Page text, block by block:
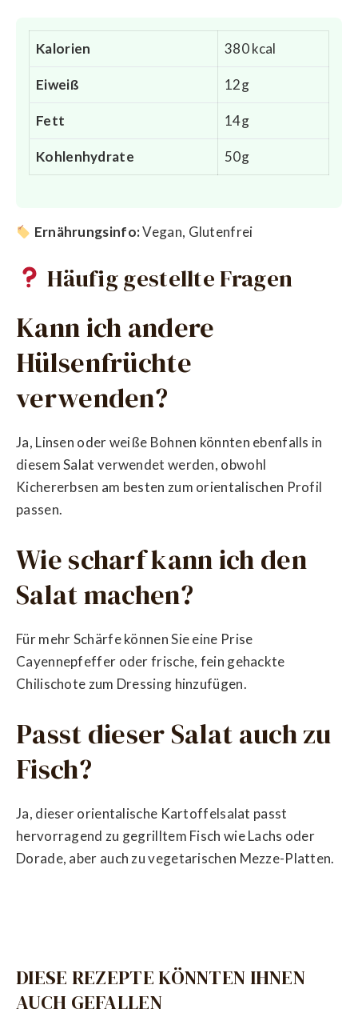
Kalorien 380 kcal
Eiweiß 12g
Fett 14g
Kohlenhydrate 50g
Ernährungsinfo:Vegan, Glutenfrei
Häufig gestellte Fragen
Kann ich andere
Hülsenfrüchte
verwenden?
Ja, Linsen oder weiße Bohnen könnten ebenfalls in
diesem Salat verwendet werden, obwohl
Kichererbsen am besten zum orientalischen Profil
passen.
Wie scharf kann ich den
Salat machen?
Für mehr Schärfe können Sie eine Prise
Cayennepfeffer oder frische, fein gehackte
Chilischote zum Dressing hinzufügen.
Passt dieser Salat auch zu
Fisch?
Ja, dieser orientalische Kartoffelsalat passt
hervorragend zu gegrilltem Fisch wie Lachs oder
Dorade, aber auch zu vegetarischen Mezze-Platten.
DIESE REZEPTE KÖNNTEN IHNEN
AUCH GEFALLEN